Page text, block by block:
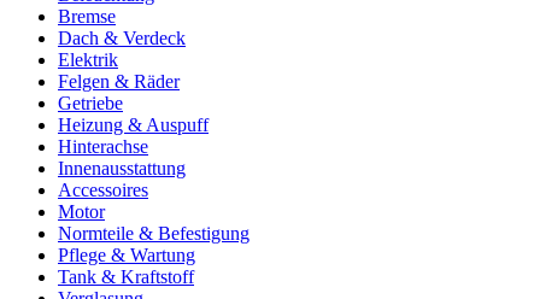
Bremse
Dach & Verdeck
Elektrik
Felgen & Räder
Getriebe
Heizung & Auspuff
Hinterachse
Innenausstattung
Accessoires
Motor
Normteile & Befestigung
Pflege & Wartung
Tank & Kraftstoff